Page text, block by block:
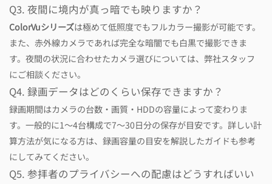
Q3. 夜間に境内が真っ暗でも映りますか？
ColorVuシリーズは極めて低照度でもフルカラー撮影が可能です。
また、赤外線カメラであれば完全な暗闇でも白黒で撮影できま
す。夜間の状況に合わせたカメラ選びについては、弊社スタッフ
にご相談ください。
Q4. 録画データはどのくらい保存できますか？
録画期間はカメラの台数・画質・HDDの容量によって変わりま
す。一般的に1〜4台構成で7〜30日分の保存が目安です。詳しい計
算方法が気になる方は、録画容量の目安を解説したガイドも参考
にしてみてください。
Q5. 参拝者のプライバシーへの配慮はどうすればいい